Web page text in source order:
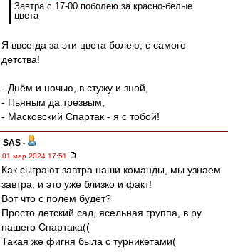
Завтра с 17-00 поболею за красно-белые
цвета
Я ввсегда за эти цвета болею, с самого
детства!
- Днём и ночью, в стужу и зной,
- Пьяным да трезвым,
- Масковский Спартак - я с тобой!
SAS -
01 мар 2024 17:51
Как сыграют завтра наши команды, мы узнаем
завтра, и это уже близко и факт!
Вот что с полем будет?
Просто детский сад, ясельная группа, в ру
нашего Спартака((
Такая же фигня была с турникетами(